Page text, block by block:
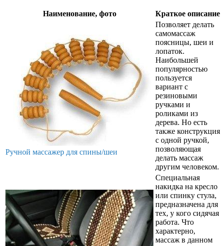
Наименование, фото Краткое описание
Ручной массажер для спины/шеи
Позволяет делать
самомассаж
поясницы, шеи и
лопаток.
Наибольшей
популярностью
пользуется
вариант с
резиновыми
ручками и
роликами из
дерева. Но есть
также конструкция
с одной ручкой,
позволяющая
делать массаж
другим человеком.
Специальная
накидка на кресло
или спинку стула,
предназначена для
тех, у кого сидячая
работа. Что
характерно,
массаж в данном